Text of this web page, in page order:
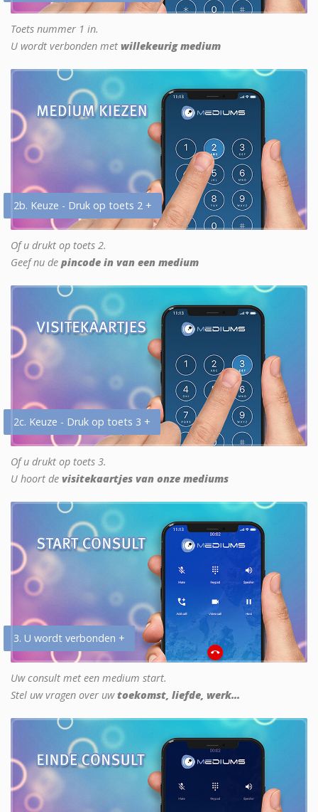
Toets nummer 1 in.
U wordt verbonden met willekeurig medium
2b. Keuze - Druk op toets 2 +
Of u drukt op toets 2.
Geef nu de pincode in van een medium
2c. Keuze - Druk op toets 3 +
Of u drukt op toets 3.
U hoort de visitekaartjes van onze mediums
3. U wordt verbonden +
Uw consult met een medium start.
Stel uw vragen over uwtoekomst, liefde, werk...